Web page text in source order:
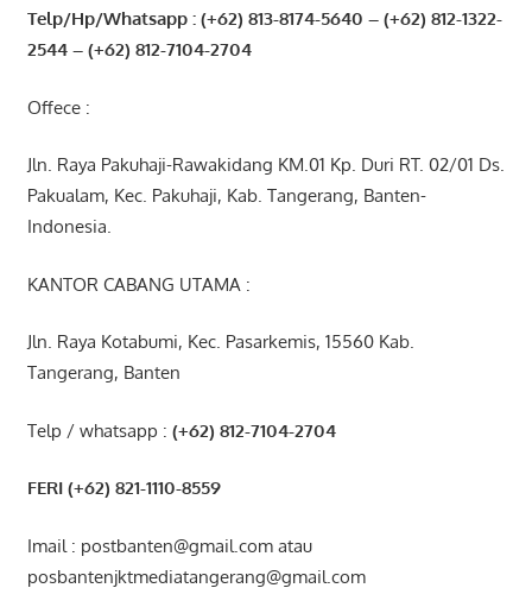
Telp/Hp/Whatsapp : (+62) 813-8174-5640 – (+62) 812-1322-
2544– (+62) 812-7104-2704
Offece :
Jln. Raya Pakuhaji-Rawakidang KM.01 Kp. Duri RT. 02/01 Ds.
Pakualam, Kec. Pakuhaji, Kab. Tangerang, Banten-
Indonesia.
KANTOR CABANG UTAMA :
Jln. Raya Kotabumi, Kec. Pasarkemis, 15560 Kab.
Tangerang, Banten
Telp / whatsapp : (+62) 812-7104-2704
FERI (+62) 821-1110-8559
Imail : postbanten@gmail.com atau
posbantenjktmediatangerang@gmail.com